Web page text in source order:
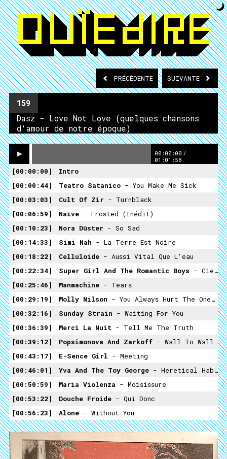
PRÉCÉDENTE SUIVANTE
159
Dasz - Love Not Love (quelques chansons
d'amour de notre époque)
00:00:00 /
01:01:58
00:00:00
Intro
00:00:44
Teatro Satanico - You Make Me Sick
00:03:03
Cult Of Zir - Turnblack
00:06:59
Naïve - Frosted (inédit)
00:10:23
Nora Düster - So Sad
00:14:33
Simi Nah - La Terre Est Noire
00:18:22
Celluloide - Aussi Vital Que L'eau
00:22:34
Super Girl And The Romantic Boys - Cienie
00:25:46
Manmachine - Tears
00:29:19
Molly Nilson - You Always Hurt The One You Love
00:32:16
Sunday Strain - Waiting For You
00:36:39
Merci La Nuit - Tell Me The Truth
00:39:12
Popsimonova And Zarkoff - Wall To Wall
00:43:17
E-Sence Girl - Meeting
00:46:01
Yva And The Toy George - Heretical Habibi
00:50:59
Maria Violenza - Moisissure
00:53:22
Douche Froide - Qui Donc
00:56:23
Alone - Without You